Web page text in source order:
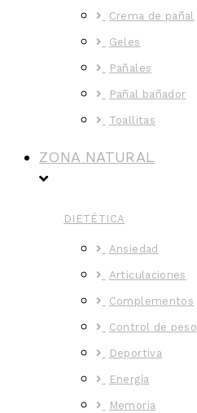
Crema de pañal
Geles
Pañales
Pañal bañador
Toallitas
ZONA NATURAL
DIETÉTICA
Ansiedad
Articulaciones
Complementos
Control de peso
Deportiva
Energía
Memoria